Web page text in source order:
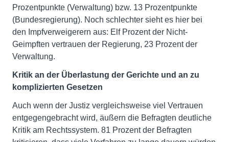
Prozentpunkte (Verwaltung) bzw. 13 Prozentpunkte
(Bundesregierung). Noch schlechter sieht es hier bei
den Impfverweigerern aus: Elf Prozent der Nicht-
Geimpften vertrauen der Regierung, 23 Prozent der
Verwaltung.
Kritik an der Überlastung der Gerichte und an zu
komplizierten Gesetzen
Auch wenn der Justiz vergleichsweise viel Vertrauen
entgegengebracht wird, äußern die Befragten deutliche
Kritik am Rechtssystem. 81 Prozent der Befragten